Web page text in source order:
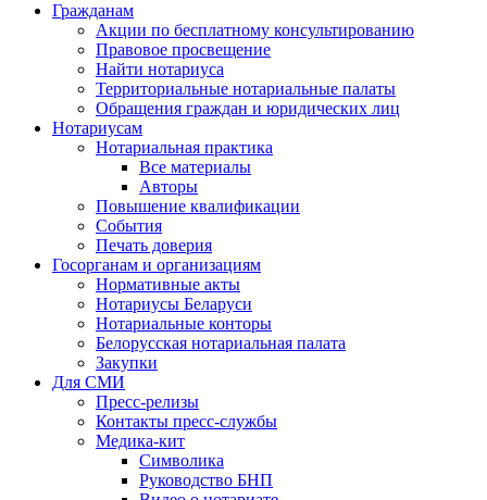
Гражданам
Акции по бесплатному консультированию
Правовое просвещение
Найти нотариуса
Территориальные нотариальные палаты
Обращения граждан и юридических лиц
Нотариусам
Нотариальная практика
Все материалы
Авторы
Повышение квалификации
События
Печать доверия
Госорганам и организациям
Нормативные акты
Нотариусы Беларуси
Нотариальные конторы
Белорусская нотариальная палата
Закупки
Для СМИ
Пресс-релизы
Контакты пресс-службы
Медика-кит
Символика
Руководство БНП